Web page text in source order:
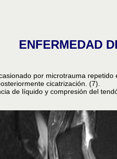
ENFERMEDAD
por microtrauma repetido
cicatrización. (7).
de líquido y compresión del